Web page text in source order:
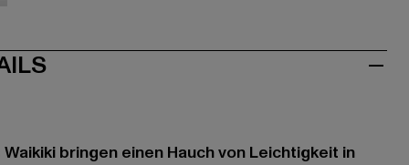
bringen einen Hauch von Leichtigkeit in